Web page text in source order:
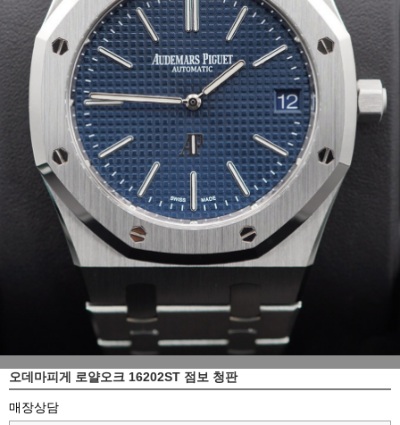
오데마피게 로얄오크 16202ST 점보 청판
매장상담